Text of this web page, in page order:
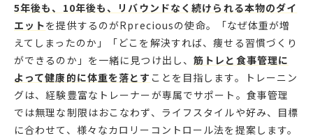
5年後も、10年後も、リバウンドなく続けられる本物のダイ
エットを提供するのがRpreciousの使命。「なぜ体重が増
えてしまったのか」「どこを解決すれば、痩せる習慣づくり
ができるのか」を一緒に見つけ出し、筋トレと食事管理に
よって健康的に体重を落とす ことを目指します。トレーニン
グは、経験豊富なトレーナーが専属でサポート。食事管理
では無理な制限はおこなわず、ライフスタイルや好み、目標
に合わせて、様々なカロリーコントロール法を提案します。